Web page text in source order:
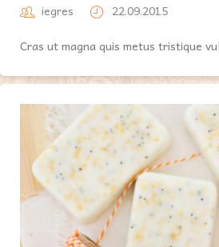
iegres 22.09.2015
Cras ut magna quis metus tristique